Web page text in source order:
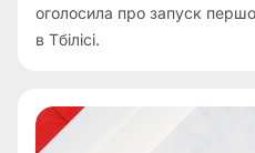
оголосила про запуск
в Тбілісі.